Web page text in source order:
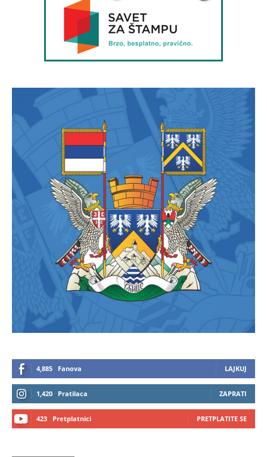
4,885 Fanova LAJKUJ
1,420 Pratilaca ZAPRATI
423 Pretplatnici PRETPLATITE SE